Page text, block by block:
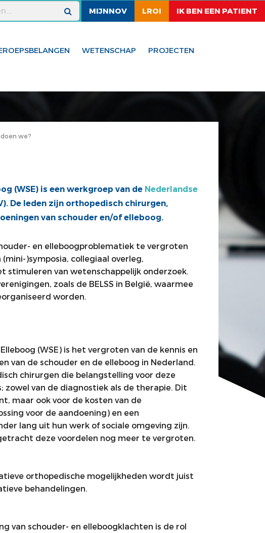
MIJNNOV LROI IK BEN EEN PATIENT
WETENSCHAP PROJECTEN
we?
(WSE) is een werkgroep van de Nederlandse
De leden zijn orthopedisch chirurgen,
van schouder en/of elleboog.
en elleboogproblematiek te vergroten
)symposia, collegiaal overleg,
stimuleren van wetenschappelijk onderzoek.
zoals de BELSS in België, waarmee
worden.
(WSE) is het vergroten van de kennis en
van de schouder en de elleboog in Nederland.
chirurgen die belangstelling voor deze
van de diagnostiek als de therapie. Dit
maar ook voor de kosten van de
voor de aandoening) en een
lang uit hun werk of sociale omgeving zijn.
deze voordelen nog meer te vergroten.
orthopedische mogelijkheden wordt juist
behandelingen.
van schouder- en elleboogklachten is de rol